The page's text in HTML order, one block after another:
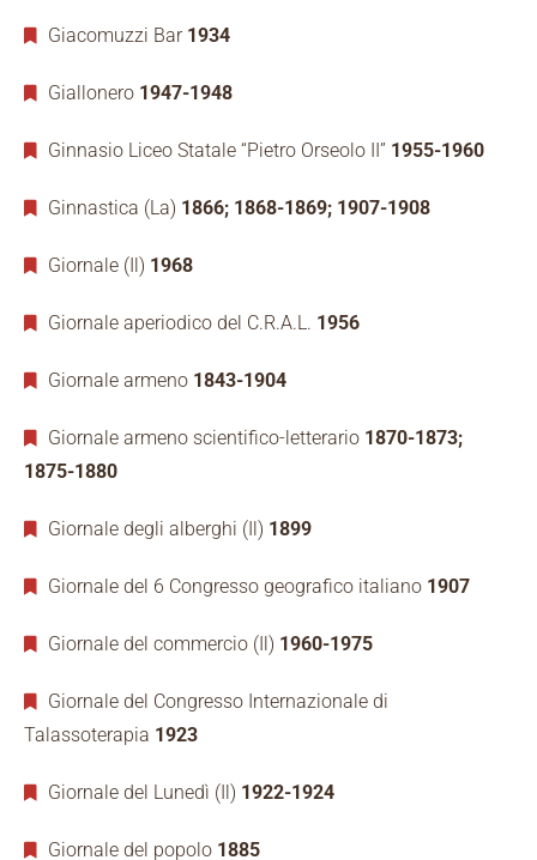
Giacomuzzi Bar 1934
Giallonero 1947-1948
Ginnasio Liceo Statale “Pietro Orseolo II” 1955-1960
Ginnastica (La) 1866; 1868-1869; 1907-1908
Giornale (Il) 1968
Giornale aperiodico del C.R.A.L. 1956
Giornale armeno 1843-1904
Giornale armeno scientifico-letterario 1870-1873;
1875-1880
Giornale degli alberghi (Il) 1899
Giornale del 6 Congresso geografico italiano 1907
Giornale del commercio (Il) 1960-1975
Giornale del Congresso Internazionale di
Talassoterapia 1923
Giornale del Lunedì (Il) 1922-1924
Giornale del popolo 1885